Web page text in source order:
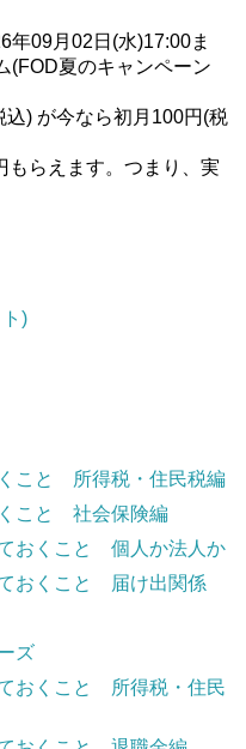
年09月02日(水)17:00ま
(FOD夏のキャンペーン
) が今なら初月100円(税
もらえます。つまり、実
)
こと 所得税・住民税編
こと 社会保険編
おくこと 個人か法人か
おくこと 届け出関係
ズ
おくこと 所得税・住民